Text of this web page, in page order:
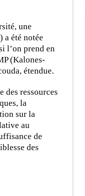
une
a été notée
l’on prend en
(Kalones-
étendue.
des ressources
la
sur la
au
de
des